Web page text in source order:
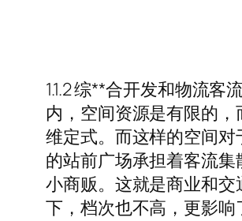
1.1.2 综**合开发和物流
内，空间资源是有限的
维定式。而这样的空间
的站前广场承担着客流
小商贩。这就是商业和
下，档次也不高，更影响